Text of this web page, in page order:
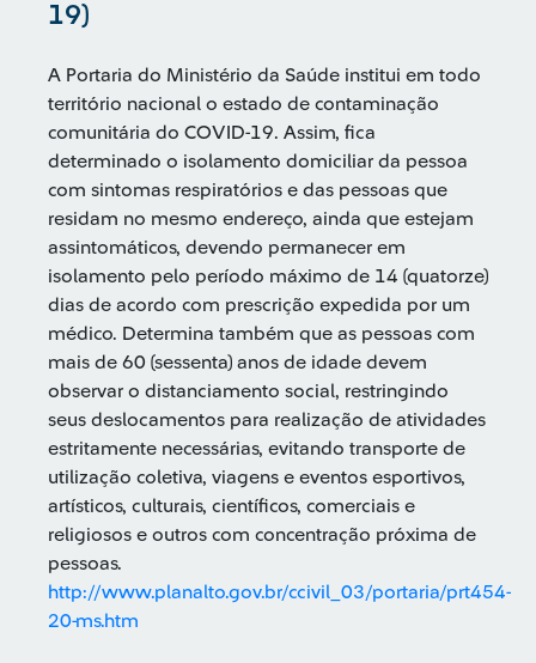
19)
A Portaria do Ministério da Saúde institui em todo
território nacional o estado de contaminação
comunitária do COVID-19. Assim, fica
determinado o isolamento domiciliar da pessoa
com sintomas respiratórios e das pessoas que
residam no mesmo endereço, ainda que estejam
assintomáticos, devendo permanecer em
isolamento pelo período máximo de 14 (quatorze)
dias de acordo com prescrição expedida por um
médico. Determina também que as pessoas com
mais de 60 (sessenta) anos de idade devem
observar o distanciamento social, restringindo
seus deslocamentos para realização de atividades
estritamente necessárias, evitando transporte de
utilização coletiva, viagens e eventos esportivos,
artísticos, culturais, científicos, comerciais e
religiosos e outros com concentração próxima de
pessoas.
http://www.planalto.gov.br/ccivil_03/portaria/prt454-
20-ms.htm